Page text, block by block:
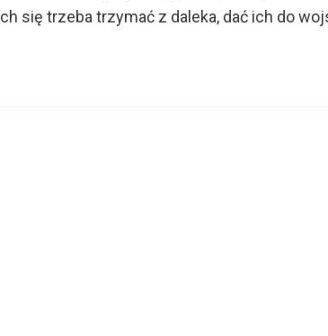
się trzeba trzymać z daleka, dać ich do